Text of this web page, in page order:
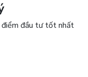
điểm đầu tư tốt nhất